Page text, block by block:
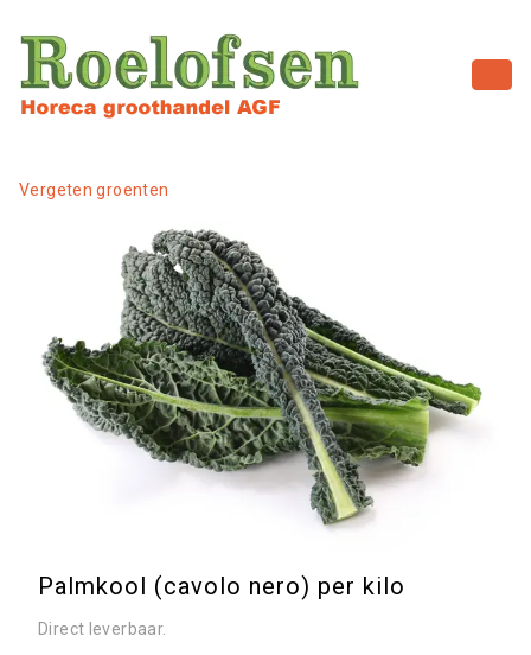
Vergeten groenten
Palmkool (cavolo nero) per kilo
Direct leverbaar.